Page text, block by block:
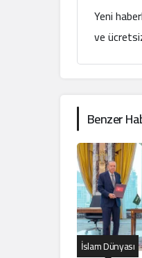
Yeni
ve
Benzer
İslam Dünyası